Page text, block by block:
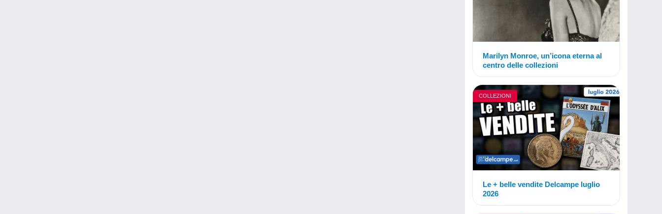
Marilyn Monroe, un’icona eterna al
centro delle collezioni
COLLEZIONI
Le + belle vendite Delcampe luglio
2026